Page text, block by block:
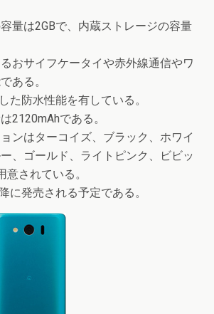
量は2GBで、内蔵ストレージの容量
おサイフケータイや赤外線通信やワ
ある。
た防水性能を有している。
2120mAhである。
ンはターコイズ、ブラック、ホワイ
、ゴールド、ライトピンク、ビビッ
意されている。
に発売される予定である。